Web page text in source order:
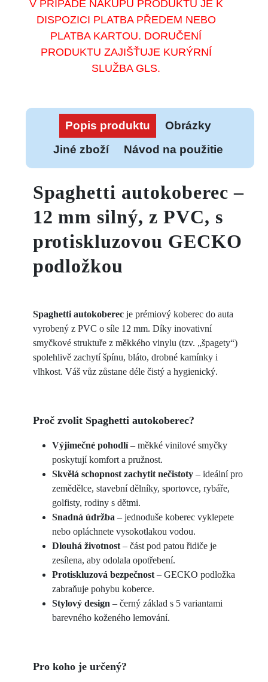
V PŘÍPADĚ NÁKUPU PRODUKTU JE K
DISPOZICI PLATBA PŘEDEM NEBO
PLATBA KARTOU. DORUČENÍ
PRODUKTU ZAJIŠŤUJE KURÝRNÍ
SLUŽBA GLS.
Popis produktu
Obrázky
Jiné zboží
Návod na použitie
Spaghetti autokoberec –
12 mm silný, z PVC, s
protiskluzovou GECKO
podložkou
Spaghetti autokoberecje prémiový koberec do auta
vyrobený z PVC o síle 12 mm. Díky inovativní
smyčkové struktuře z měkkého vinylu (tzv. „špagety“)
spolehlivě zachytí špínu, bláto, drobné kamínky i
vlhkost. Váš vůz zůstane déle čistý a hygienický.
Proč zvolit Spaghetti autokoberec?
Výjimečné pohodlí– měkké vinilové smyčky
poskytují komfort a pružnost.
Skvělá schopnost zachytit nečistoty– ideální pro
zemědělce, stavební dělníky, sportovce, rybáře,
golfisty, rodiny s dětmi.
Snadná údržba – jednoduše koberec vyklepete
nebo opláchnete vysokotlakou vodou.
Dlouhá životnost– část pod patou řidiče je
zesílena, aby odolala opotřebení.
Protiskluzová bezpečnost– GECKO podložka
zabraňuje pohybu koberce.
Stylový design – černý základ s 5 variantami
barevného koženého lemování.
Pro koho je určený?